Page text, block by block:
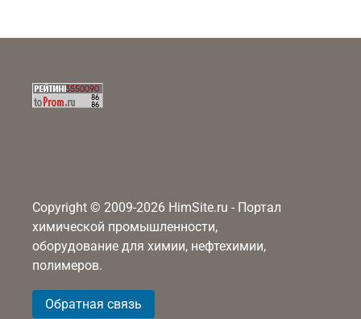
Copyright © 2009-2026 HimSite.ru - Портал
химической промышленности,
оборудование для химии, нефтехимии,
полимеров.
Обратная связь